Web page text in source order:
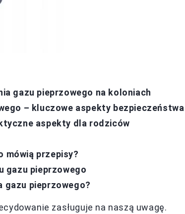
gazu pieprzowego na koloniach
– kluczowe aspekty bezpieczeństwa
aspekty dla rodziców
mówią przepisy?
gazu pieprzowego
gazu pieprzowego?
zasługuje na naszą uwagę.